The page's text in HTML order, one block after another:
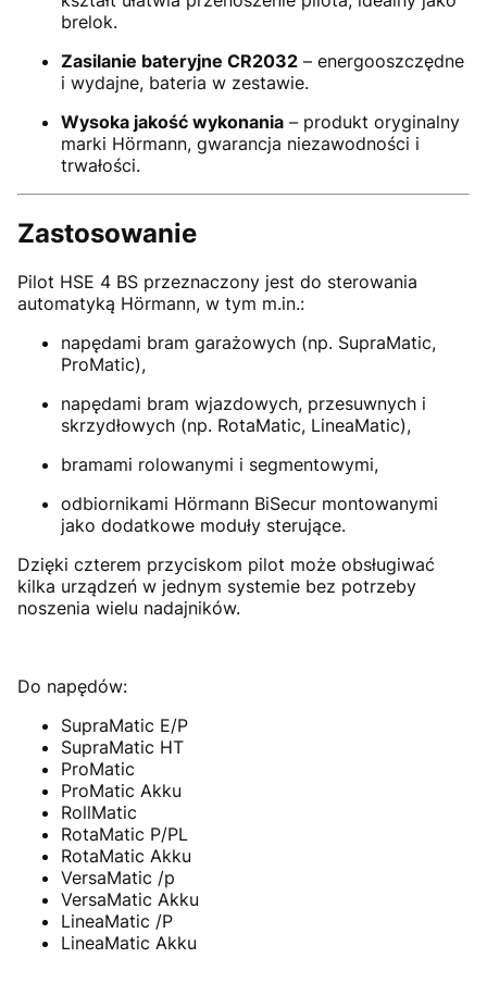
brelok.
Zasilanie bateryjne CR2032 – energooszczędne
i wydajne, bateria w zestawie.
Wysoka jakość wykonania – produkt oryginalny
marki Hörmann, gwarancja niezawodności i
trwałości.
Zastosowanie
Pilot HSE 4 BS przeznaczony jest do sterowania
automatyką Hörmann, w tym m.in.:
napędami bram garażowych (np. SupraMatic,
ProMatic),
napędami bram wjazdowych, przesuwnych i
skrzydłowych (np. RotaMatic, LineaMatic),
bramami rolowanymi i segmentowymi,
odbiornikami Hörmann BiSecur montowanymi
jako dodatkowe moduły sterujące.
Dzięki czterem przyciskom pilot może obsługiwać
kilka urządzeń w jednym systemie bez potrzeby
noszenia wielu nadajników.
Do napędów:
SupraMatic E/P
SupraMatic HT
ProMatic
ProMatic Akku
RollMatic
RotaMatic P/PL
RotaMatic Akku
VersaMatic /p
VersaMatic Akku
LineaMatic /P
LineaMatic Akku